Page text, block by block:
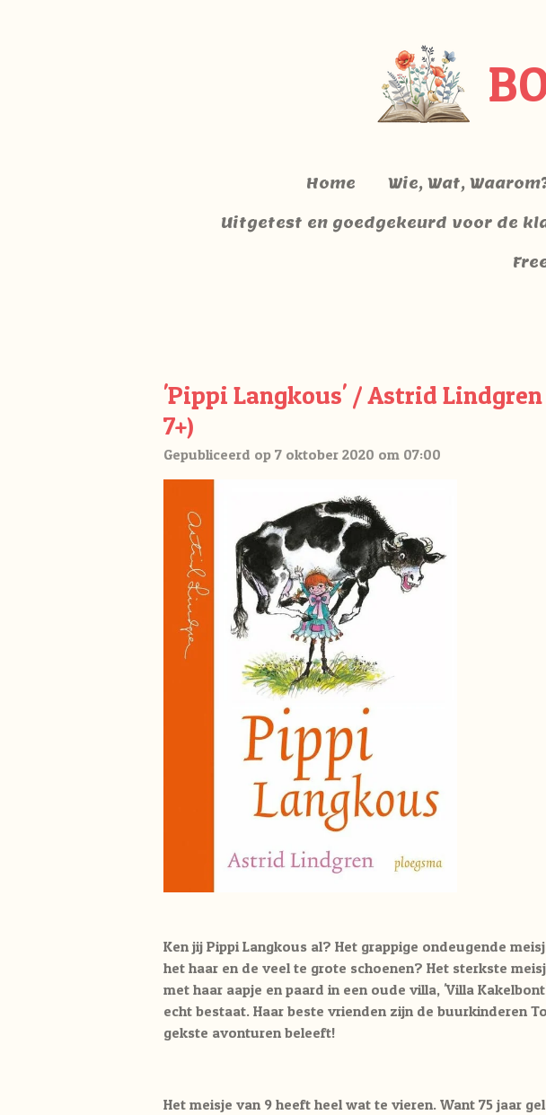
Home Wie, Wat,
Uitgetest en goedgekeurd voor de
'Pippi Langkous' / Astrid
7+)
Gepubliceerd op 7 oktober 2020 om 07:00
Ken jij Pippi Langkous al? Het grappige ondeugende
het haar en de veel te grote schoenen? Het sterkste
met haar aapje en paard in een oude villa, 'Villa
echt bestaat. Haar beste vrienden zijn de buurkinderen
gekste avonturen beleeft!
Het meisje van 9 heeft heel wat te vieren. Want 75 jaar